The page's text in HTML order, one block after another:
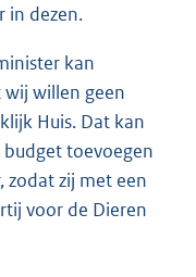
in dezen.
kan
willen geen
Huis. Dat kan
toevoegen
zodat zij met een
voor de Dieren